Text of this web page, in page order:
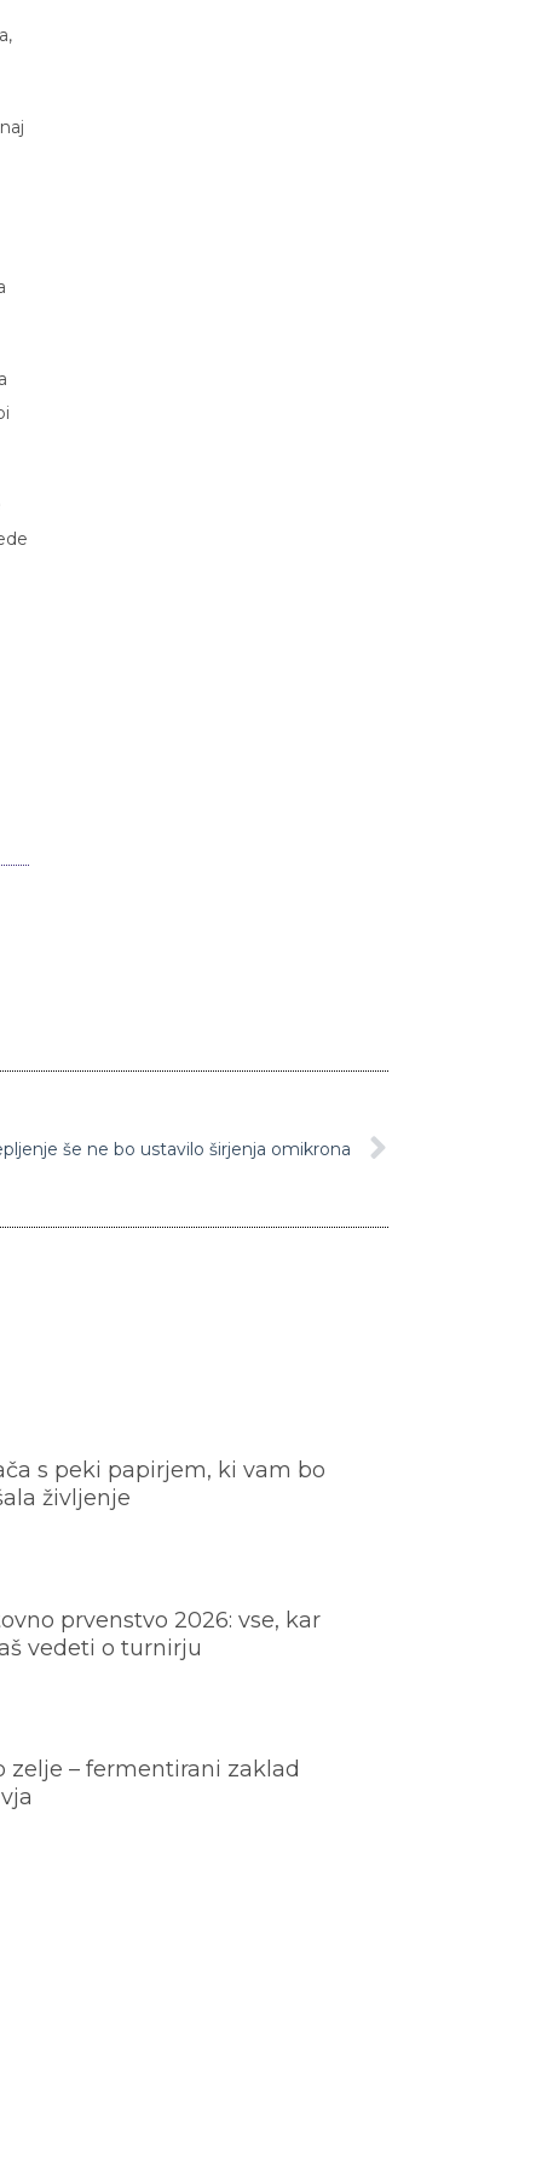
še ne bo ustavilo širjenja omikrona
s peki papirjem, ki vam bo
življenje
prvenstvo 2026: vse, kar
vedeti o turnirju
zelje – fermentirani zaklad